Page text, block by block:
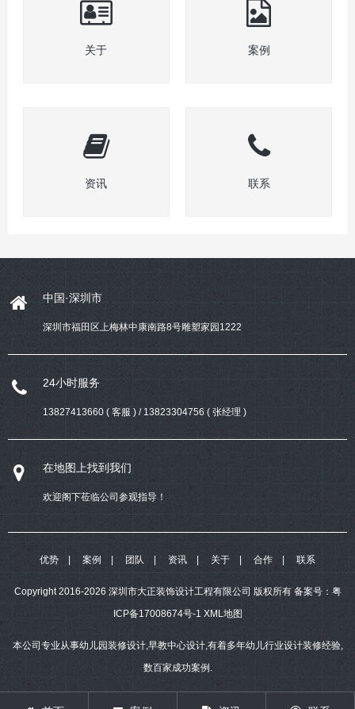
关于 案例
资讯 联系
中国·深圳市
深圳市福田区上梅林中康南路8号雕塑家园1222
24小时服务
13827413660 ( 客服 ) / 13823304756 ( 张经理 )
在地图上找到我们
欢迎阁下莅临公司参观指导！
优势 案例 团队 资讯 关于 合作 联系
Copyright 2016-2026 深圳市大正装饰设计工程有限公司 版权所有 备案号： 粤
ICP备17008674号-1 XML地图
本公司专业从事幼儿园装修设计,早教中心设计,有着多年幼儿行业设计装修经验,
数百家成功案例.